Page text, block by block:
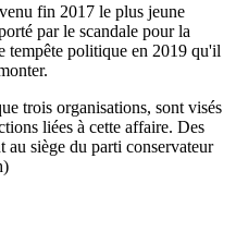
fin 2017 le plus jeune
par le scandale pour la
tempête politique en 2019 qu'il
trois organisations, sont visés
liées à cette affaire. Des
siège du parti conservateur